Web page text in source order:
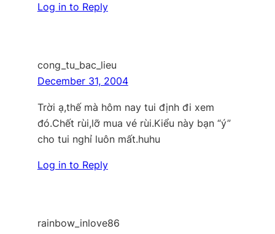
Log in to Reply
cong_tu_bac_lieu
December 31, 2004
Trời ạ,thế mà hôm nay tui định đi xem
đó.Chết rùi,lỡ mua vé rùi.Kiểu này bạn “ý”
cho tui nghỉ luôn mất.huhu
Log in to Reply
rainbow_inlove86